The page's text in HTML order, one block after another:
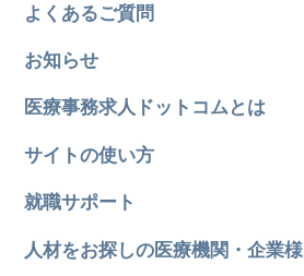
よくあるご質問
お知らせ
医療事務求人ドットコムとは
サイトの使い方
就職サポート
人材をお探しの医療機関・企業様